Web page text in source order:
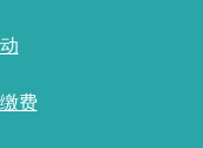
费